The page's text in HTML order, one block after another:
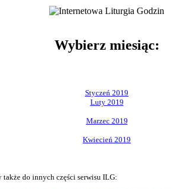
Wybierz miesiąc:
Styczeń 2019
Luty 2019
Marzec 2019
Kwiecień 2019
także do innych części serwisu ILG: